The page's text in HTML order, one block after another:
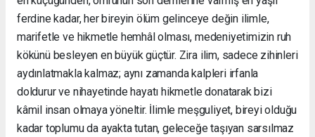
ferdine kadar, her bireyin ölüm gelinceye değin ilimle,
marifetle ve hikmetle hemhâl olması, medeniyetimizin ruh
kökünü besleyen en büyük güçtür. Zira ilim, sadece zihinleri
aydınlatmakla kalmaz; aynı zamanda kalpleri irfanla
doldurur ve nihayetinde hayatı hikmetle donatarak bizi
kâmil insan olmaya yöneltir. İlimle meşguliyet, bireyi olduğu
kadar toplumu da ayakta tutan, geleceğe taşıyan sarsılmaz